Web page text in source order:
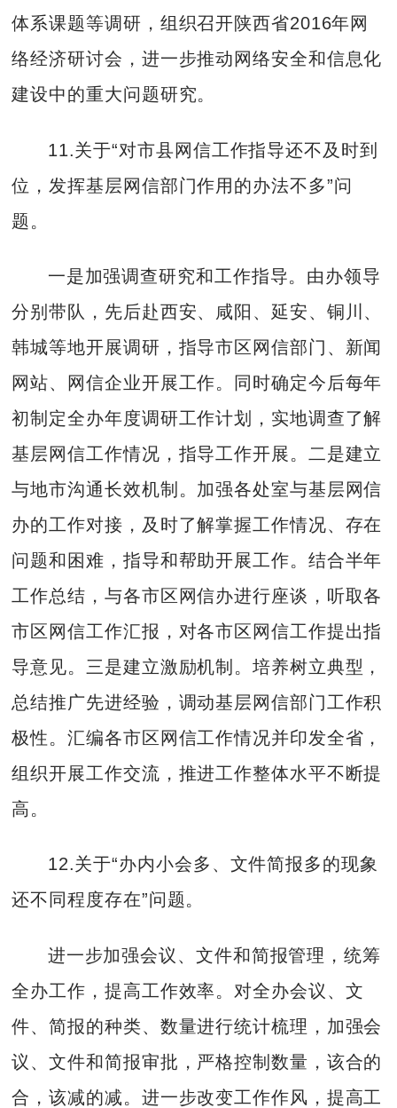
体系课题等调研，组织召开陕西省2016年网
络经济研讨会，进一步推动网络安全和信息化
建设中的重大问题研究。
11.关于“对市县网信工作指导还不及时到
位，发挥基层网信部门作用的办法不多”问
题。
一是加强调查研究和工作指导。由办领导
分别带队，先后赴西安、咸阳、延安、铜川、
韩城等地开展调研，指导市区网信部门、新闻
网站、网信企业开展工作。同时确定今后每年
初制定全办年度调研工作计划，实地调查了解
基层网信工作情况，指导工作开展。二是建立
与地市沟通长效机制。加强各处室与基层网信
办的工作对接，及时了解掌握工作情况、存在
问题和困难，指导和帮助开展工作。结合半年
工作总结，与各市区网信办进行座谈，听取各
市区网信工作汇报，对各市区网信工作提出指
导意见。三是建立激励机制。培养树立典型，
总结推广先进经验，调动基层网信部门工作积
极性。汇编各市区网信工作情况并印发全省，
组织开展工作交流，推进工作整体水平不断提
高。
12.关于“办内小会多、文件简报多的现象
还不同程度存在”问题。
进一步加强会议、文件和简报管理，统筹
全办工作，提高工作效率。对全办会议、文
件、简报的种类、数量进行统计梳理，加强会
议、文件和简报审批，严格控制数量，该合的
合，该减的减。进一步改变工作作风，提高工